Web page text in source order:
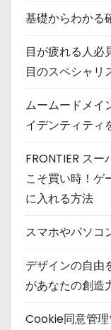
基礎からわかる
目が疲れる人必
目のスペシャ
ムームードメイ
イデンティティ
FRONTIER ス
こそ買い時！ゲ
に入れる方法
スマホやパソ
デザインの自
があなたの創造
Cookie同意管理